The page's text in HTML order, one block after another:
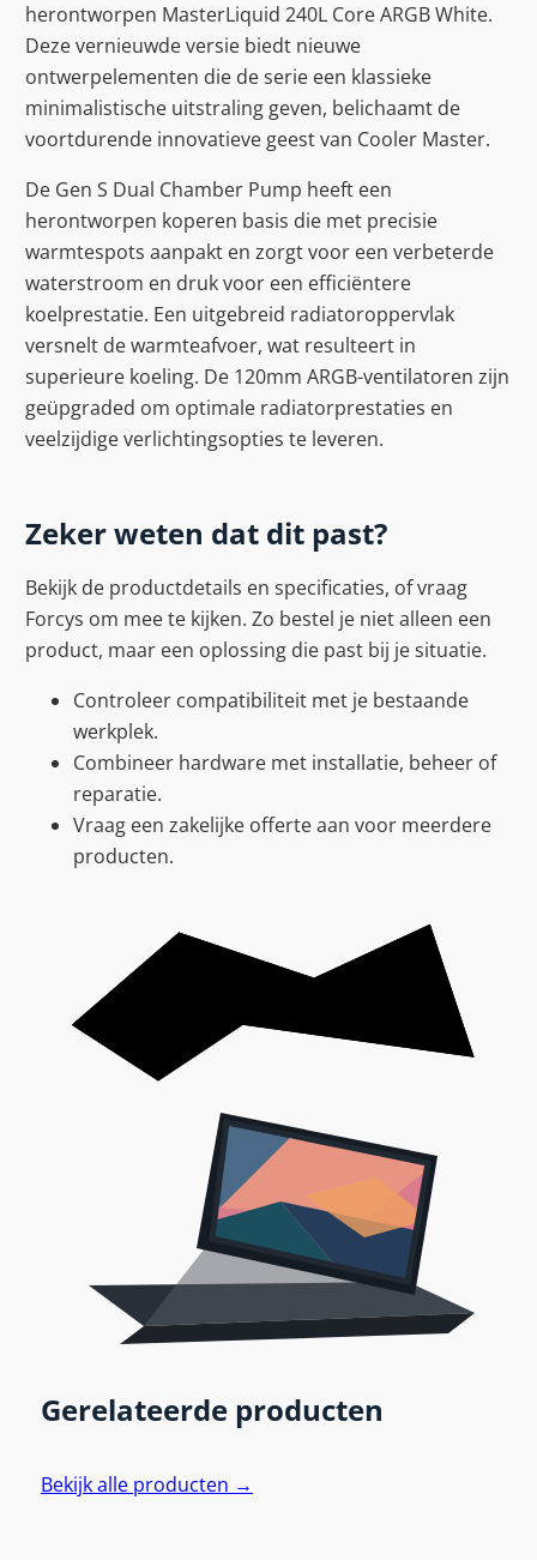
herontworpen MasterLiquid 240L Core ARGB White.
Deze vernieuwde versie biedt nieuwe
ontwerpelementen die de serie een klassieke
minimalistische uitstraling geven, belichaamt de
voortdurende innovatieve geest van Cooler Master.
De Gen S Dual Chamber Pump heeft een
herontworpen koperen basis die met precisie
warmtespots aanpakt en zorgt voor een verbeterde
waterstroom en druk voor een efficiëntere
koelprestatie. Een uitgebreid radiatoroppervlak
versnelt de warmteafvoer, wat resulteert in
superieure koeling. De 120mm ARGB-ventilatoren zijn
geüpgraded om optimale radiatorprestaties en
veelzijdige verlichtingsopties te leveren.
Zeker weten dat dit past?
Bekijk de productdetails en specificaties, of vraag
Forcys om mee te kijken. Zo bestel je niet alleen een
product, maar een oplossing die past bij je situatie.
Controleer compatibiliteit met je bestaande
werkplek.
Combineer hardware met installatie, beheer of
reparatie.
Vraag een zakelijke offerte aan voor meerdere
producten.
Gerelateerde producten
Bekijk alle producten →